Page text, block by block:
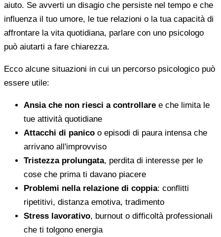
aiuto. Se avverti un disagio che persiste nel tempo e che
influenza il tuo umore, le tue relazioni o la tua capacità di
affrontare la vita quotidiana, parlare con uno psicologo
può aiutarti a fare chiarezza.
Ecco alcune situazioni in cui un percorso psicologico può
essere utile:
Ansia che non riesci a controllare e che limita le
tue attività quotidiane
Attacchi di panico o episodi di paura intensa che
arrivano all'improvviso
Tristezza prolungata, perdita di interesse per le
cose che prima ti davano piacere
Problemi nella relazione di coppia: conflitti
ripetitivi, distanza emotiva, tradimento
Stress lavorativo, burnout o difficoltà professionali
che ti tolgono energia